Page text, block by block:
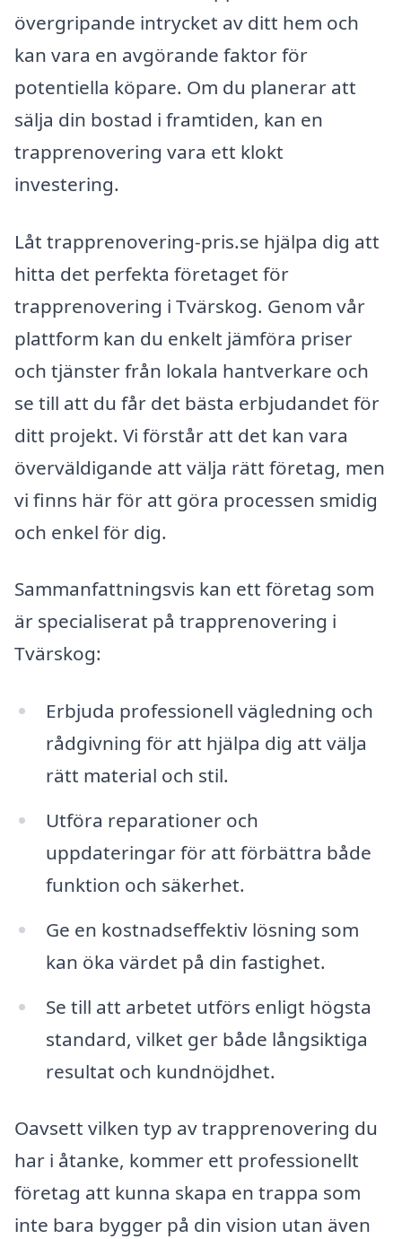
övergripande intrycket av ditt hem och
kan vara en avgörande faktor för
potentiella köpare. Om du planerar att
sälja din bostad i framtiden, kan en
trapprenovering vara ett klokt
investering.
Låt trapprenovering-pris.se hjälpa dig att
hitta det perfekta företaget för
trapprenovering i Tvärskog. Genom vår
plattform kan du enkelt jämföra priser
och tjänster från lokala hantverkare och
se till att du får det bästa erbjudandet för
ditt projekt. Vi förstår att det kan vara
överväldigande att välja rätt företag, men
vi finns här för att göra processen smidig
och enkel för dig.
Sammanfattningsvis kan ett företag som
är specialiserat på trapprenovering i
Tvärskog:
Erbjuda professionell vägledning och
rådgivning för att hjälpa dig att välja
rätt material och stil.
Utföra reparationer och
uppdateringar för att förbättra både
funktion och säkerhet.
Ge en kostnadseffektiv lösning som
kan öka värdet på din fastighet.
Se till att arbetet utförs enligt högsta
standard, vilket ger både långsiktiga
resultat och kundnöjdhet.
Oavsett vilken typ av trapprenovering du
har i åtanke, kommer ett professionellt
företag att kunna skapa en trappa som
inte bara bygger på din vision utan även